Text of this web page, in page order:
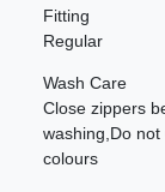
Fitting
Regular
Wash Care
Close zippers
washing,Do
colours